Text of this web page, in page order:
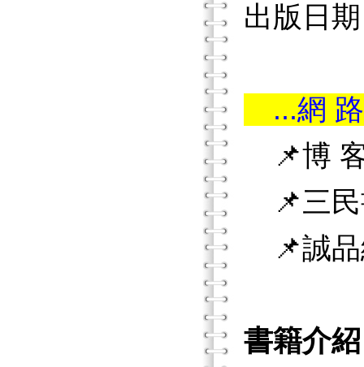
出版日
...網
📌博
📌三民
📌誠品
書籍介紹